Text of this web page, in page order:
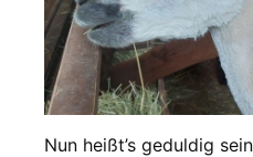
Nun heißt’s geduldig